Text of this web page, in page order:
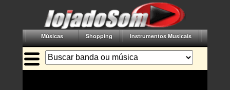
Músicas Shopping Instrumentos Musicais